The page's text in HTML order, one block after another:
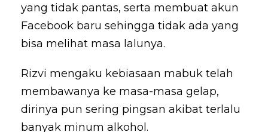
yang tidak pantas, serta membuat akun
Facebook baru sehingga tidak ada yang
bisa melihat masa lalunya.
Rizvi mengaku kebiasaan mabuk telah
membawanya ke masa-masa gelap,
dirinya pun sering pingsan akibat terlalu
banyak minum alkohol.